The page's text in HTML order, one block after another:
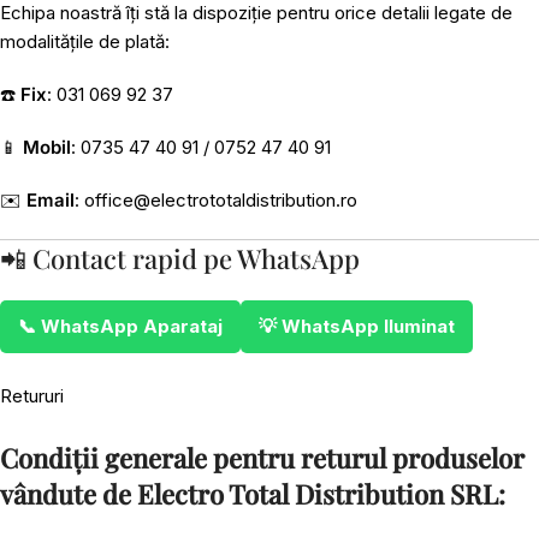
Echipa noastră îți stă la dispoziție pentru orice detalii legate de
modalitățile de plată:
☎️ Fix: 031 069 92 37
📱 Mobil: 0735 47 40 91 / 0752 47 40 91
✉️ Email: office@electrototaldistribution.ro
📲 Contact rapid pe WhatsApp
📞 WhatsApp Aparataj 💡 WhatsApp Iluminat
Retururi
Condiții generale pentru returul produselor
vândute de Electro Total Distribution SRL: